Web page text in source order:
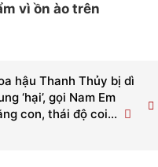
vì ồn ào trên
hậu Thanh Thủy bị dì
‘hại’, gọi Nam Em
con, thái độ coi...